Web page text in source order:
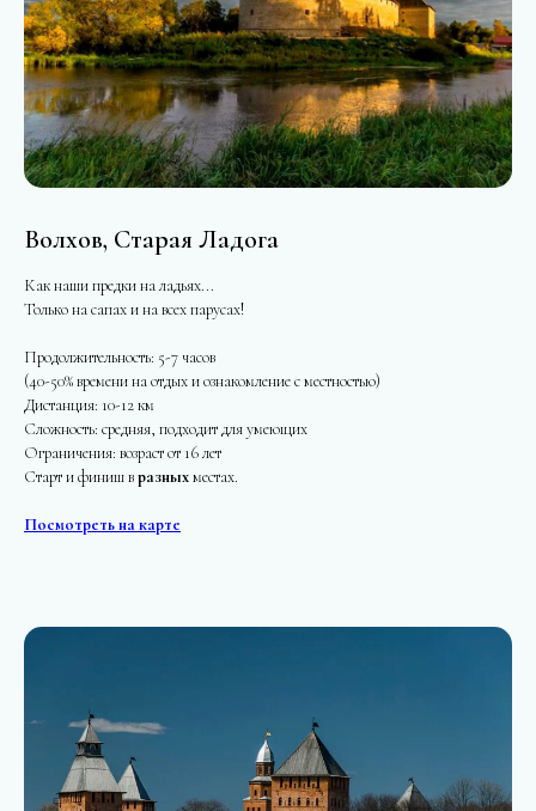
Волхов, Старая Ладога
Как наши предки на ладьях...
Только на сапах и на всех парусах!
Продолжительность: 5-7 часов
(40-50% времени на отдых и ознакомление с местностью)
Дистанция: 10-12 км
Сложность: средняя, подходит для умеющих
Ограничения: возраст от 16 лет
Старт и финиш вразныхместах.
Посмотреть на карте